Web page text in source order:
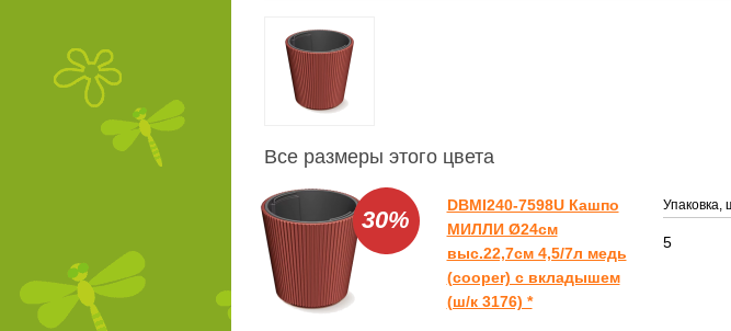
Все размеры этого цвета
30%
DBMI240-7598U Кашпо
МИЛЛИ Ø24см
выс.22,7см 4,5/7л медь
(cooper) с вкладышем
(ш/к 3176) *
Упаковка,
5